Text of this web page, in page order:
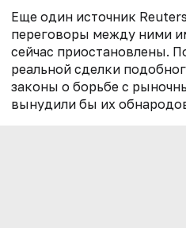
Еще один источник
переговоры между ними
сейчас приостановлены.
реальной сделки
законы о борьбе с
вынудили бы их